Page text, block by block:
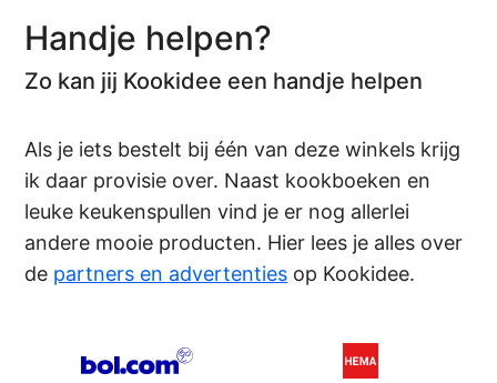
Handje helpen?
Zo kan jij Kookidee een handje helpen
Als je iets bestelt bij één van deze winkels krijg
ik daar provisie over. Naast kookboeken en
leuke keukenspullen vind je er nog allerlei
andere mooie producten. Hier lees je alles over
de partners en advertenties op Kookidee.